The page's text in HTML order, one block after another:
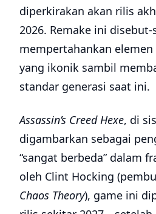
diperkirakan akan rilis
2026. Remake ini
mempertahankan
yang ikonik sambil
standar generasi saat ini.
Assassin’s Creed Hexe, di
digambarkan sebagai
“sangat berbeda” dalam
oleh Clint Hocking
Chaos Theory), game ini